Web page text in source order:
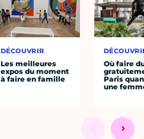
DÉCOUVRIR
Les meilleures
expos du moment
à faire en famille
Où faire
Paris
une